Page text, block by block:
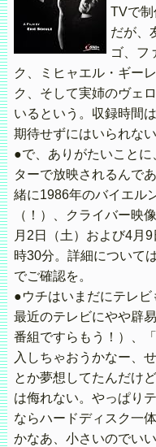
TVで
だが、
ゴ、フ
ク、ミヒャエル・ギー
ク、そして実姉のヴェ
いるという。収録時間
期待せずにはいられない
●で、ありがたいこと
ターで放映されるんで
緒に1986年のバイエル
（！）、クライバー映
月2日（土）および4月
時30分。詳細について
でご確認を。
●ウチはいまだにテレビ
最近のテレビにやや辟
番組ですらもう！）、
入しちゃおうかなー、
とか夢想してたんだけ
は侮れない。やっぱり
ならハードディスク一
かなあ、小さいのでいい